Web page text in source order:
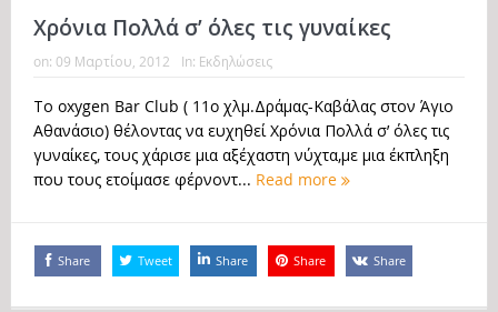
Χρόνια Πολλά σ’ όλες τις γυναίκες
on: 09 Μαρτίου, 2012 In: Εκδηλώσεις
Το oxygen Bar Club ( 11o χλμ.Δράμας-Καβάλας στον Άγιο
Αθανάσιο) θέλοντας να ευχηθεί Χρόνια Πολλά σ’ όλες τις
γυναίκες, τους χάρισε μια αξέχαστη νύχτα,με μια έκπληξη
που τους ετοίμασε φέρνοντ... Read more
Share Tweet Share Share Share